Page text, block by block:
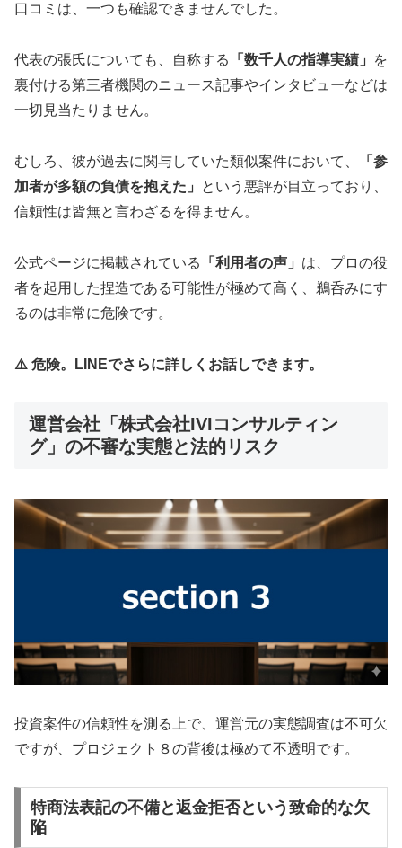
口コミは、一つも確認できませんでした。
代表の張氏についても、自称する 「数千人の指導実績」
を
裏付ける第三者機関のニュース記事やインタビューなどは
一切見当たりません。
むしろ、彼が過去に関与していた類似案件において、
「参
加者が多額の負債を抱えた」
という悪評が目立っており、
信頼性は皆無と言わざるを得ません。
公式ページに掲載されている 「利用者の声」 は、プロの役
者を起用した捏造である可能性が極めて高く、鵜呑みにす
るのは非常に危険です。
⚠️ 危険。LINEでさらに詳しくお話しできます。
運営会社「株式会社IVIコンサルティン
グ」の不審な実態と法的リスク
投資案件の信頼性を測る上で、運営元の実態調査は不可欠
ですが、プロジェクト８の背後は極めて不透明です。
特商法表記の不備と返金拒否という致命的な欠
陥